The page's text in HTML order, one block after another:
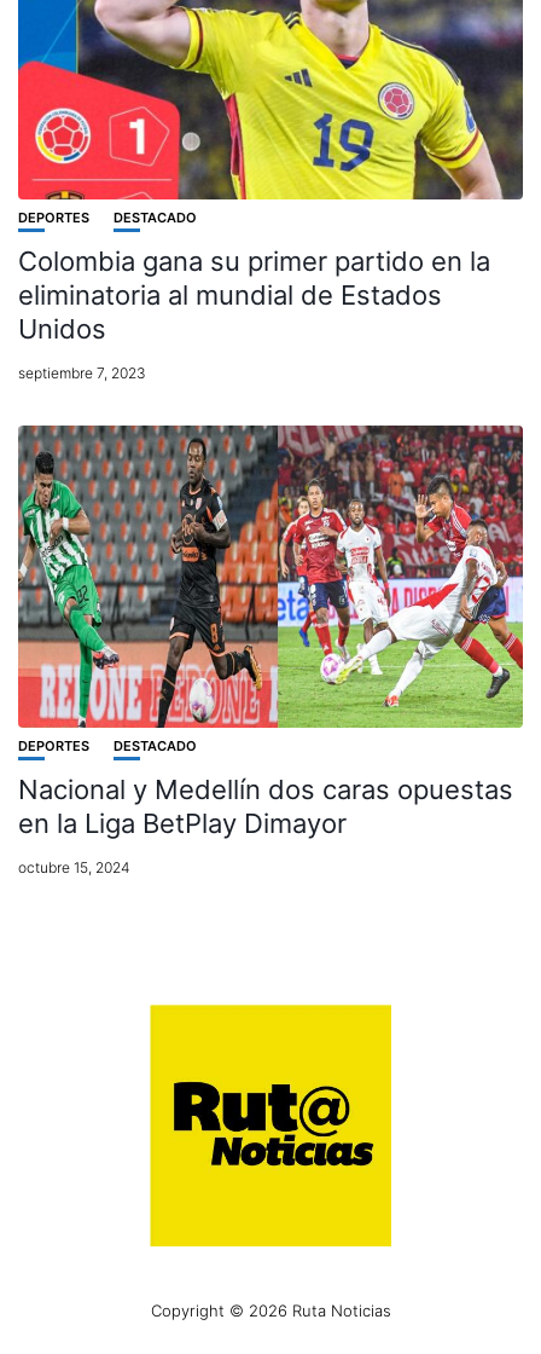
DEPORTES DESTACADO
Colombia gana su primer partido en la
eliminatoria al mundial de Estados
Unidos
septiembre 7, 2023
DEPORTES DESTACADO
Nacional y Medellín dos caras opuestas
en la Liga BetPlay Dimayor
octubre 15, 2024
Copyright © 2026 Ruta Noticias